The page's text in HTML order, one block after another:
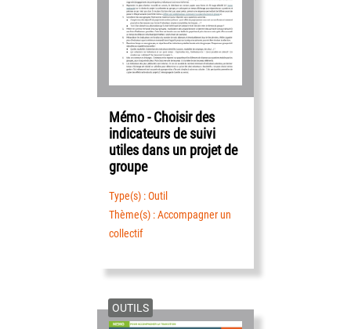
Mémo - Choisir des
indicateurs de suivi
utiles dans un projet de
groupe
Type(s) : Outil
Thème(s) : Accompagner un
collectif
OUTILS